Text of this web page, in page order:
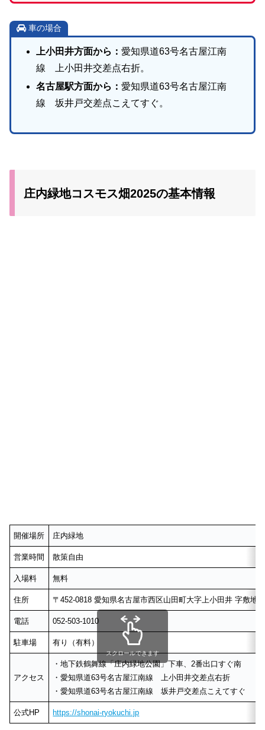
車の場合
上小田井方面から： 愛知県道63号名古屋江南
線 上小田井交差点右折。
名古屋駅方面から： 愛知県道63号名古屋江南
線 坂井戸交差点こえてすぐ。
庄内緑地コスモス畑2025の基本情報
開催場所 庄内緑地
営業時間 散策自由
入場料 無料
住所 〒452-0818 愛知県名古屋市西区山田町大字上小田井 字敷
電話 052-503-1010
駐車場 有り（有料）
アクセス
・地下鉄鶴舞線「庄内緑地公園」下車、2番出口すぐ南
・愛知県道63号名古屋江南線 上小田井交差点右折
・愛知県道63号名古屋江南線 坂井戸交差点こえてすぐ
公式HP https://shonai-ryokuchi.jp
スクロールできます